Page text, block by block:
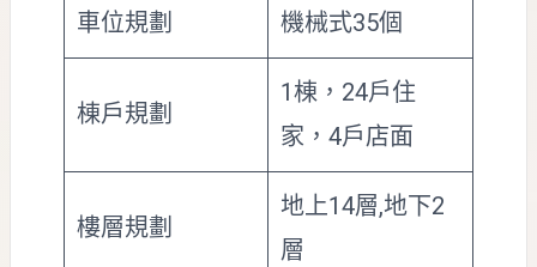
車位規劃 機械式35個
棟戶規劃
1棟，24戶住
家，4戶店面
樓層規劃
地上14層,地下2
層